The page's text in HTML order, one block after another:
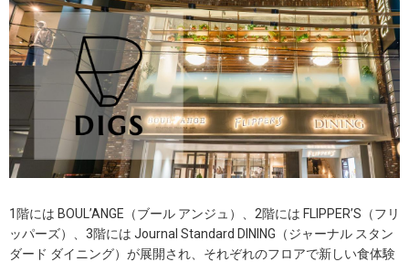
1階には BOUL’ANGE（ブール アンジュ）、2階には FLIPPER’S（フリ
ッパーズ）、3階には Journal Standard DINING（ジャーナル スタン
ダード ダイニング）が展開され、それぞれのフロアで新しい食体験